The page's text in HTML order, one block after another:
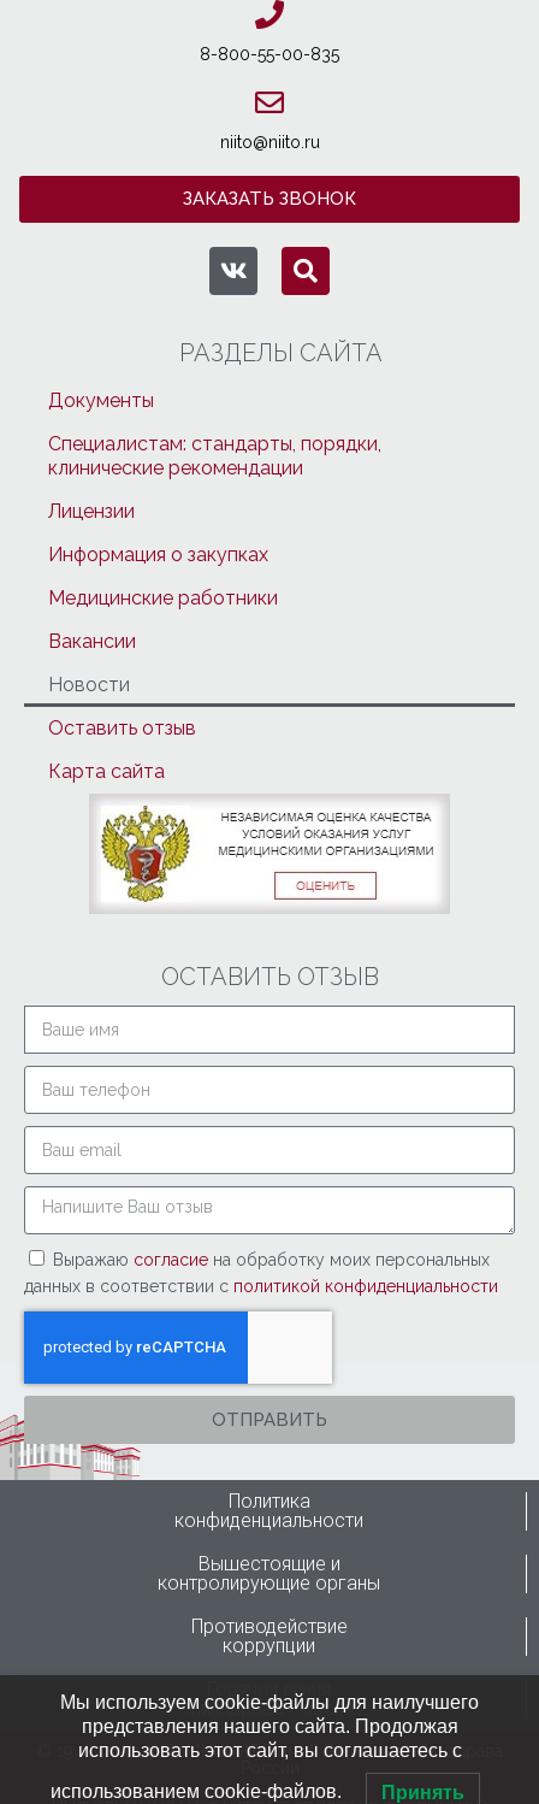
8-800-55-00-835
niito@niito.ru
ЗАКАЗАТЬ ЗВОНОК
РАЗДЕЛЫ САЙТА
Документы
Специалистам: стандарты, порядки,
клинические рекомендации
Лицензии
Информация о закупках
Медицинские работники
Вакансии
Новости
Оставить отзыв
Карта сайта
ОСТАВИТЬ ОТЗЫВ
Выражаю согласие на обработку моих персональных
данных в соответствии с политикой конфиденциальности
ОТПРАВИТЬ
Политика
конфиденциальности
Вышестоящие и
контролирующие органы
Противодействие
коррупции
Горячая линия
Минздрава России
© 1946-2024 ФГБУ “ННИИТО им. Я.Л.Цивьяна” Минздрава
Мы используем cookie-файлы для наилучшего
представления нашего сайта. Продолжая
использовать этот сайт, вы соглашаетесь с
использованием cookie-файлов. Принять